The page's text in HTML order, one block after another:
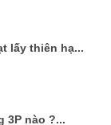
lấy thiên hạ...
3P nào ?...